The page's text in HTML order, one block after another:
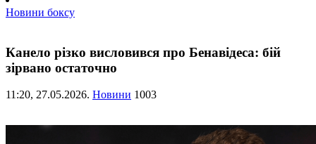
Новини боксу
Канело різко висловився про Бенавідеса: бій
зірвано остаточно
11:20, 27.05.2026. Новини 1003